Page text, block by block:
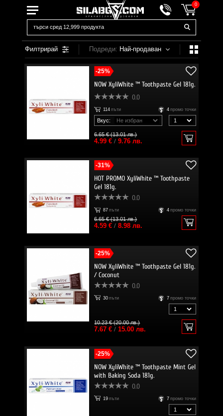
0
Филтрирай Подреди: Най-продаван
-25%
NOW XyliWhite ™ Toothpaste Gel 181g.
0.0
114 пъти 4 промо точки
Вкус:
6.65 € (13.01 лв.)
4.99 €/ 9.76 лв.
-31%
HOT PROMO XyliWhite ™ Toothpaste
Gel 181g.
0.0
87 пъти 4 промо точки
6.65 € (13.01 лв.)
4.59 €/ 8.98 лв.
-25%
NOW XyliWhite ™ Toothpaste Gel 181g.
/ Coconut
0.0
30 пъти 7 промо точки
10.23 € (20.00 лв.)
7.67 €/ 15.00 лв.
-25%
NOW XyliWhite ™ Toothpaste Mint Gel
with Baking Soda 181g.
0.0
19 пъти 7 промо точки